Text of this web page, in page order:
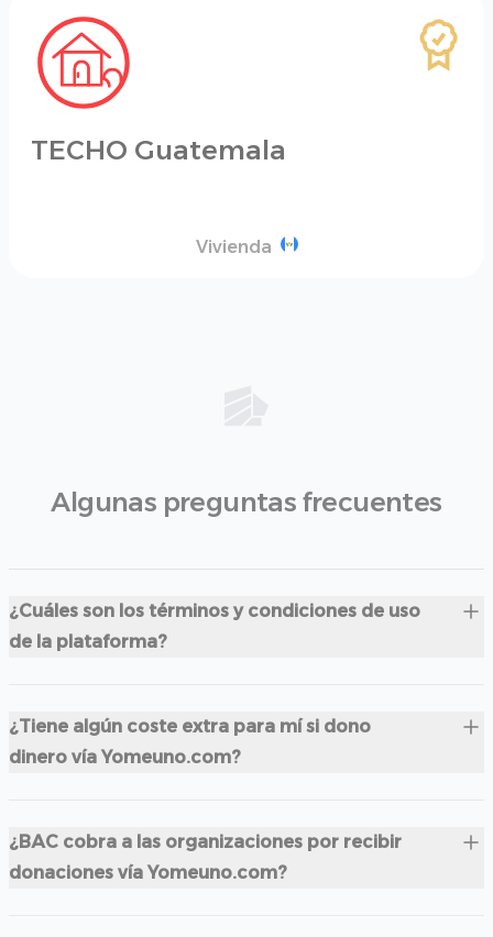
TECHO Guatemala
Vivienda
Algunas preguntas frecuentes
¿Cuáles son los términos y condiciones de uso
de la plataforma?
¿Tiene algún coste extra para mí si dono
dinero vía Yomeuno.com?
¿BAC cobra a las organizaciones por recibir
donaciones vía Yomeuno.com?